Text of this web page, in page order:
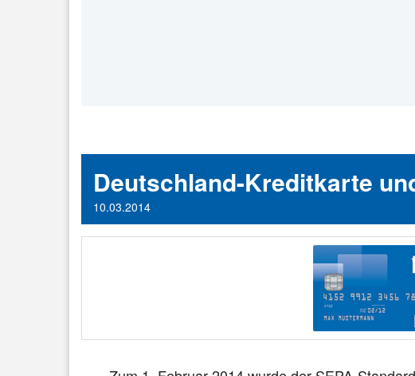
Deutschland-Kreditkarte
10.03.2014